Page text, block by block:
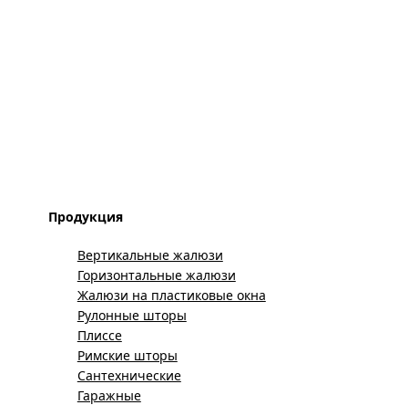
Продукция
Вертикальные жалюзи
Горизонтальные жалюзи
Жалюзи на пластиковые окна
Рулонные шторы
Плиссе
Римские шторы
Сантехнические
Гаражные